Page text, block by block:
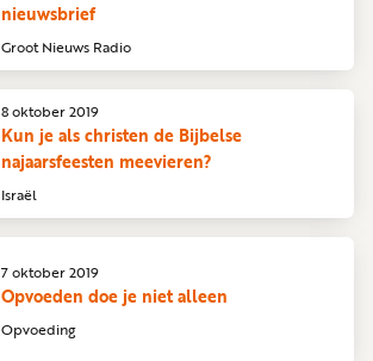
Groot Nieuws Radio
nieuwsbrief
Israël
Kun je als christen de Bijbelse
najaarsfeesten meevieren?
8 oktober 2019
Opvoeding
Opvoeden doe je niet alleen
7 oktober 2019